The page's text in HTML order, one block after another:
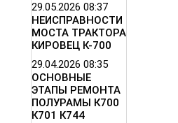
29.05.2026 08:37
НЕИСПРАВНОСТИ
МОСТА ТРАКТОРА
КИРОВЕЦ К-700
29.04.2026 08:35
ОСНОВНЫЕ
ЭТАПЫ РЕМОНТА
ПОЛУРАМЫ К700
К701 К744